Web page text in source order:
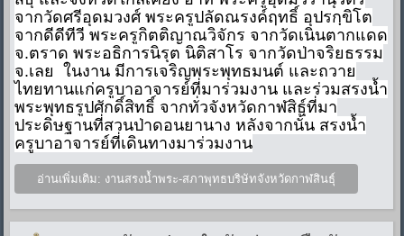
จากวัดศรีอุดมวงศ์ พระครูปลัดณรงค์ฤทธิ์ อุปรกฺขิโต
จากดีดีทีวี พระครูกิตติญาณวิจักร จากวัดเนินตากแดด
จ.ตราด พระอธิการนิรุต นิติสาโร จากวัดป่าจริยธรรม
จ.เลย ในงาน มีการเจริญพระพุทธมนต์ และถวาย
ไทยทานแก่ครูบาอาจารย์ที่มาร่วมงาน และร่วมสรงน้ำ
พระพุทธรูปศักดิ์สิทธิ์ จากทั่วจังหวัดกาฬสิธุ์ที่มา
ประดิษฐานที่สวนป่าดอนยานาง หลังจากนั้น สรงน้ำ
ครูบาอาจารย์ที่เดินทางมาร่วมงาน
อ่านเพิ่มเติม: งานสรงน้ำพระ-สภาพุทธบริษัทจังหวัดกาฬสินธุ์